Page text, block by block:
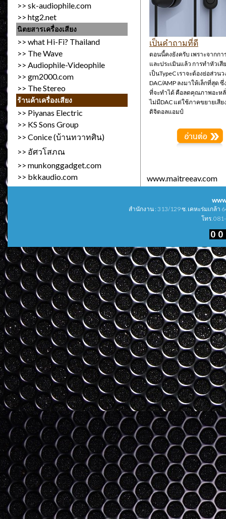
>> sk-audiophile.com
>> htg2.net
นิตยสารเครื่องเสียง
>> what Hi-Fi? Thailand
>> The Wave
>> Audiophile-Videophile
>> gm2000.com
>> The Stereo
ร้านค้าเครื่องเสียง
>> Piyanas Electric
>> KS Sons Group
>> Conice (บ้านทวาทศิน)
>> อัศวโสภณ
>> munkonggadget.com
>> bkkaudio.com
เป็นคำถามที่ดี
ตอนนี้คงยังครับ เพราะจากก
และประเมินแล้ว การทำหัวเสี
เป็นTypeC เราจะต้องย่อส่วนว
DAC/AMP ลงมาให้เล็กที่สุด ซึ่
ที่จะทำได้ คือลดคุณภาพอะหลั่
ไม่มีDAC แต่ใช้ภาคขยายเสีย
ดิจิตอลแอมป์
www.maitreeav.com
สำนักงาน : 313/129 ซ. เคหะร่มเกล้า
โทร.